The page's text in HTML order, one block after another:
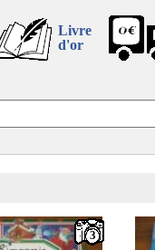
Livre
d'or
3